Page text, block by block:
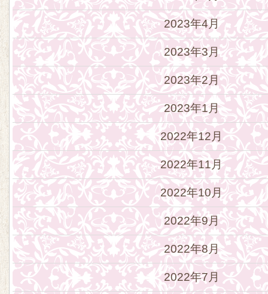
2023年4月
2023年3月
2023年2月
2023年1月
2022年12月
2022年11月
2022年10月
2022年9月
2022年8月
2022年7月